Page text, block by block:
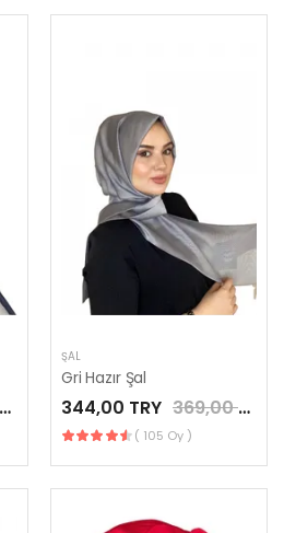
ŞAL
Gri Hazır Şal
344,00 TRY 369,00 TRY
( 105 Oy )